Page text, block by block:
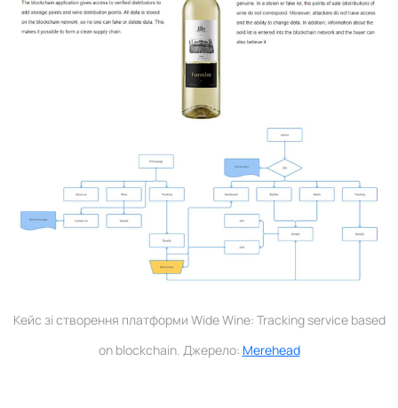
Кейс зі створення платформи Wide Wine: Tracking service based
on blockchain. Джерело: Merehead